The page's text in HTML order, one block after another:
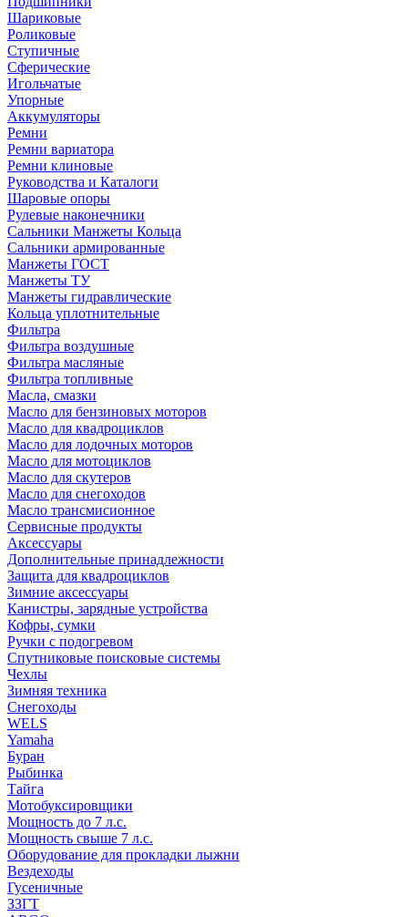
Шариковые
Роликовые
Ступичные
Сферические
Игольчатые
Упорные
Аккумуляторы
Ремни
Ремни вариатора
Ремни клиновые
Руководства и Каталоги
Шаровые опоры
Рулевые наконечники
Сальники Манжеты Кольца
Сальники армированные
Манжеты ГОСТ
Манжеты ТУ
Манжеты гидравлические
Кольца уплотнительные
Фильтра
Фильтра воздушные
Фильтра масляные
Фильтра топливные
Масла, смазки
Масло для бензиновых моторов
Масло для квадроциклов
Масло для лодочных моторов
Масло для мотоциклов
Масло для скутеров
Масло для снегоходов
Масло трансмисионное
Сервисные продукты
Аксессуары
Дополнительные принадлежности
Защита для квадроциклов
Зимние аксессуары
Канистры, зарядные устройства
Кофры, сумки
Ручки с подогревом
Спутниковые поисковые системы
Чехлы
Зимняя техника
Снегоходы
WELS
Yamaha
Буран
Рыбинка
Тайга
Мотобуксировщики
Мощность до 7 л.с.
Мощность свыше 7 л.с.
Оборудование для прокладки лыжни
Вездеходы
Гусеничные
ЗЗГТ